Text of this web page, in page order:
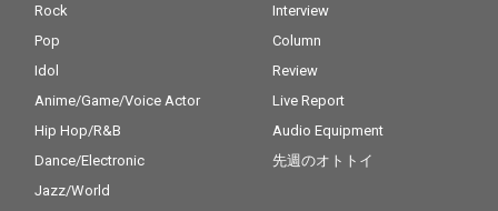
Rock
Pop
Idol
Anime/Game/Voice Actor
Hip Hop/R&B
Dance/Electronic
Jazz/World
Interview
Column
Review
Live Report
Audio Equipment
先週のオトトイ